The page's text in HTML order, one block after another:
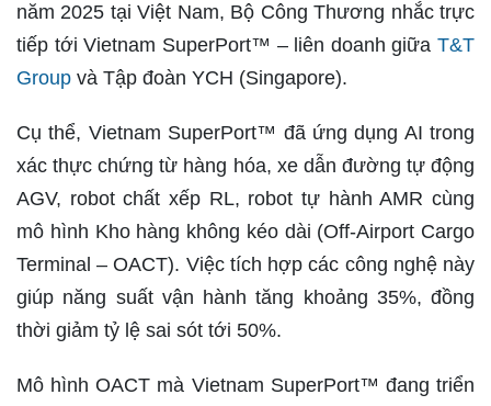
năm 2025 tại Việt Nam, Bộ Công Thương nhắc trực
tiếp tới Vietnam SuperPort™ – liên doanh giữa T&T
Group và Tập đoàn YCH (Singapore).
Cụ thể, Vietnam SuperPort™ đã ứng dụng AI trong
xác thực chứng từ hàng hóa, xe dẫn đường tự động
AGV, robot chất xếp RL, robot tự hành AMR cùng
mô hình Kho hàng không kéo dài (Off-Airport Cargo
Terminal – OACT). Việc tích hợp các công nghệ này
giúp năng suất vận hành tăng khoảng 35%, đồng
thời giảm tỷ lệ sai sót tới 50%.
Mô hình OACT mà Vietnam SuperPort™ đang triển